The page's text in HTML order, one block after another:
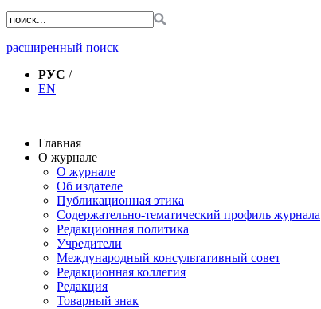
расширенный поиск
РУС /
EN
Главная
О журнале
О журнале
Об издателе
Публикационная этика
Содержательно-тематический профиль журнала
Редакционная политика
Учредители
Международный консультативный совет
Редакционная коллегия
Редакция
Товарный знак